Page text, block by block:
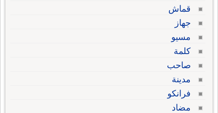
قماش
جهاز
مسيو
كلمة
صاحب
مدينة
فرانكو
مضاد